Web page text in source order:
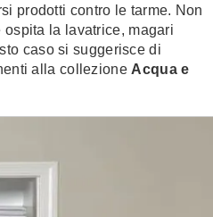
prodotti contro le tarme. Non
ospita la lavatrice, magari
caso si suggerisce di
alla collezione Acqua e